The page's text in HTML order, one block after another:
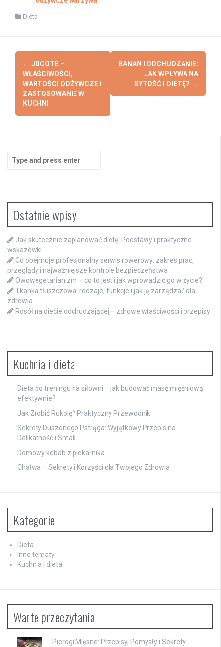
Dieta
Post
navigation
← JOCOTE –
WŁAŚCIWOŚCI,
WARTOŚCI ODŻYWCZE I
ZASTOSOWANIE W
KUCHNI
BANAN I ODCHUDZANIE:
JAK WPŁYWA NA
SYTOŚĆ I DIETĘ? →
Search
for:
Ostatnie wpisy
Jak skutecznie zaplanować dietę: Podstawy i praktyczne
wskazówki
Co obejmuje profesjonalny serwis rowerowy: zakres prac,
przeglądy i najważniejsze kontrole bezpieczeństwa
Owowegetarianizm – co to jest i jak wprowadzić go w życie?
Tkanka tłuszczowa: rodzaje, funkcje i jak ją zarządzać dla
zdrowia
Rosół na diecie odchudzającej – zdrowe właściwości i przepisy
Kuchnia i dieta
Dieta po treningu na siłowni – jak budować masę mięśniową
efektywnie?
Jak Zrobić Rukolę? Praktyczny Przewodnik
Sekrety Duszonego Pstrąga: Wyjątkowy Przepis na
Delikatność i Smak
Domowy kebab z piekarnika
Chałwa – Sekrety i Korzyści dla Twojego Zdrowia
Kategorie
Dieta
Inne tematy
Kuchnia i dieta
Warte przeczytania
Pierogi Mięsne: Przepisy, Pomysły i Sekrety